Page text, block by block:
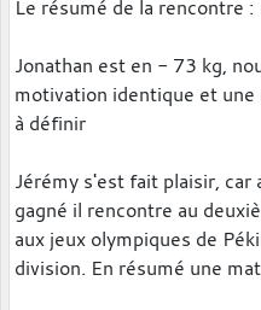
Le résumé de la rencontre :
Jonathan est en - 73 kg,
motivation identique et
à définir
Jérémy s'est fait plaisir,
gagné il rencontre au
aux jeux olympiques de
division. En résumé une